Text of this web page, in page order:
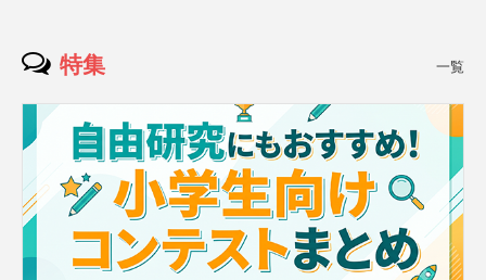
特集 一覧